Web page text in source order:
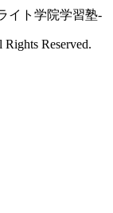
イト学院学習塾-
Reserved.